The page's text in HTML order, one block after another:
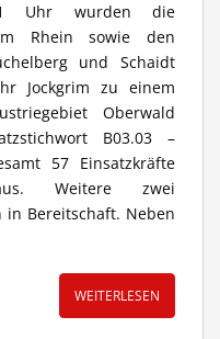
Uhr wurden die
Rhein sowie den
und Schaidt
Jockgrim zu einem
Oberwald
B03.03 –
57 Einsatzkräfte
Weitere zwei
in Bereitschaft. Neben
WEITERLESEN